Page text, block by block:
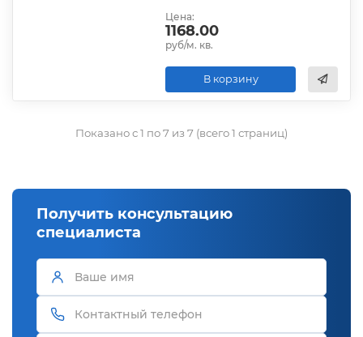
Цена:
1168.00
руб/м. кв.
В корзину
Показано с 1 по 7 из 7 (всего 1 страниц)
Получить консультацию
специалиста